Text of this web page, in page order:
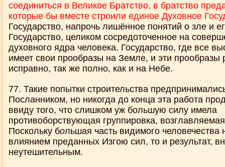
соединиться в Великое Братство, в братство
которые бы вместе строили единое Духовное
Государство, напрочь лишённое понятий о зле и
Государство, целиком сосредоточенное на
духовного ядра человека. Государство, где все
имеет свои прообразы на Земле, и эти прообразы
исправно, так же полно, как и на Небе.
77. Такие попытки строительства
Посланником, но никогда до конца эта работа
ввиду того, что слишком уж большую силу имела
противоборствующая группировка,
Поскольку большая часть видимого человечества
влиянием преданных Изгою сил, то и результат,
неутешительным.